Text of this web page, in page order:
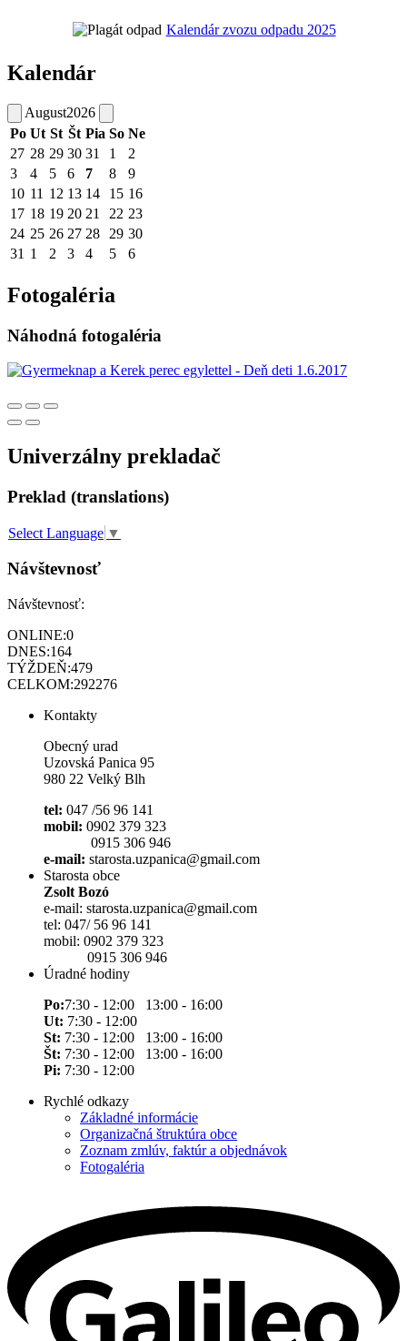
Kalendár zvozu odpadu 2025
Kalendár
August2026
Po Ut St Št Pia So Ne
27 28 29 30 31 1
2
3
4 5 6 7 8
9
10 11 12 13 14 15 16
17 18 19 20 21 22 23
24 25 26 27 28 29 30
31 1 2 3 4 5 6
Fotogaléria
Náhodná fotogaléria
Univerzálny prekladač
Preklad (translations)
Select Language ▼
Návštevnosť
Návštevnosť:
ONLINE:0
DNES:164
TÝŽDEŇ:479
CELKOM:292276
Kontakty
Obecný urad
Uzovská Panica 95
980 22 Velký Blh
tel: 047 /56 96 141
mobil: 0902 379 323
0915 306 946
e-mail: starosta.uzpanica@gmail.com
Starosta obce
Zsolt Bozó
e-mail: starosta.uzpanica@gmail.com
tel: 047/ 56 96 141
mobil: 0902 379 323
0915 306 946
Úradné hodiny
Po:7:30 - 12:00 13:00 - 16:00
Ut: 7:30 - 12:00
St: 7:30 - 12:00 13:00 - 16:00
Št: 7:30 - 12:00 13:00 - 16:00
Pi: 7:30 - 12:00
Rychlé odkazy
Základné informácie
Organizačná štruktúra obce
Zoznam zmlúv, faktúr a objednávok
Fotogaléria